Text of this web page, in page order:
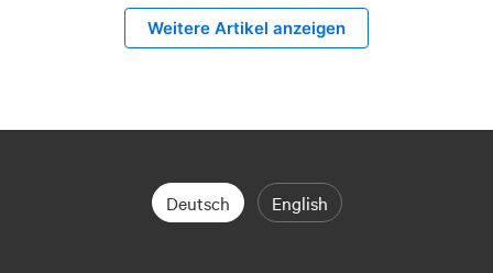
Weitere Artikel anzeigen
Deutsch English